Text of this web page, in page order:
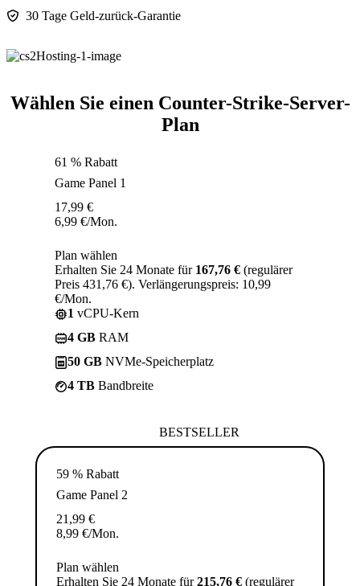
30 Tage Geld-zurück-Garantie
Wählen Sie einen Counter-Strike-Server-
Plan
61 % Rabatt
Game Panel 1
17,99 €
6,99 €/Mon.
Plan wählen
Erhalten Sie 24 Monate für 167,76 € (regulärer
Preis 431,76 €). Verlängerungspreis: 10,99
€/Mon.
1 vCPU-Kern
4 GB RAM
50 GB NVMe-Speicherplatz
4 TB Bandbreite
BESTSELLER
59 % Rabatt
Game Panel 2
21,99 €
8,99 €/Mon.
Plan wählen
Erhalten Sie 24 Monate für215,76 € (regulärer